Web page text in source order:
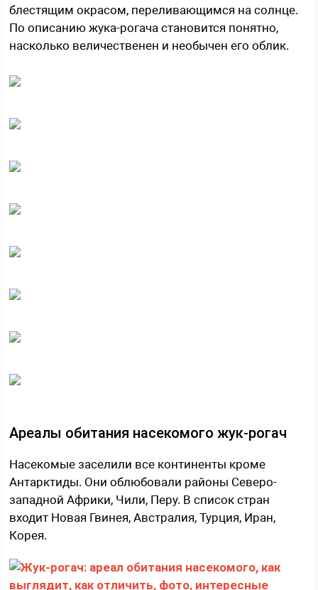
блестящим окрасом, переливающимся на солнце.
По описанию жука-рогача становится понятно,
насколько величественен и необычен его облик.
Ареалы обитания насекомого жук-рогач
Насекомые заселили все континенты кроме
Антарктиды. Они облюбовали районы Северо-
западной Африки, Чили, Перу. В список стран
входит Новая Гвинея, Австралия, Турция, Иран,
Корея.